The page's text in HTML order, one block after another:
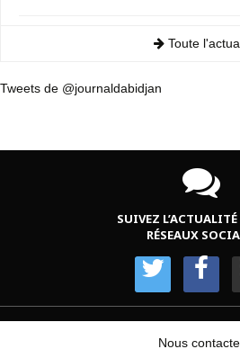
Toute
Tweets de @journaldabidjan
SUIVEZ L’ACTUALITÉ
RÉSEAUX
Nous